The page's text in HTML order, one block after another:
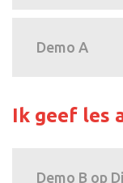
Demo A
Ik geef les
Demo B op